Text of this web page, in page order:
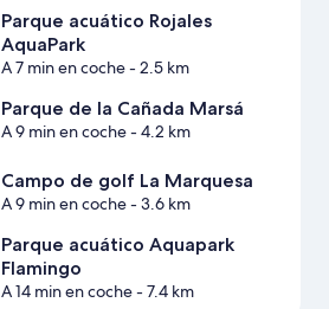
Parque acuático Rojales
AquaPark
A 7 min en coche- 2.5 km
Parque de la Cañada Marsá
A 9 min en coche- 4.2 km
Campo de golf La Marquesa
A 9 min en coche- 3.6 km
Parque acuático Aquapark
Flamingo
A 14 min en coche- 7.4 km